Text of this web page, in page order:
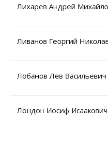
Лихарев Андрей
Ливанов Георгий
Лобанов Лев
Лондон Иосиф